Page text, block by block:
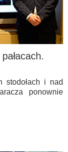
stodołach i nad
ponownie